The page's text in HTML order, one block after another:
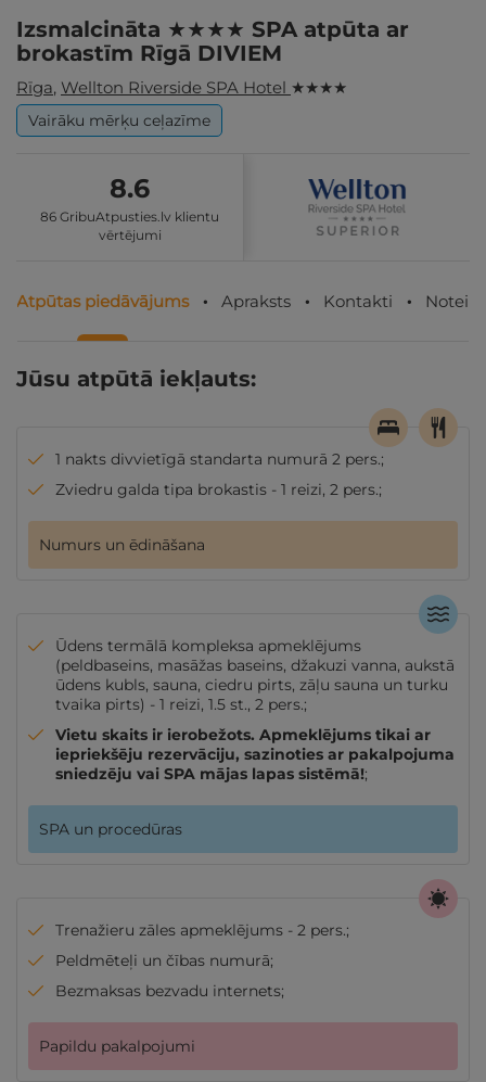
Izsmalcināta ★★★★ SPA atpūta ar
brokastīm Rīgā DIVIEM
Rīga, Wellton Riverside SPA Hotel ★ ★ ★ ★
Vairāku mērķu ceļazīme
8.6
86 GribuAtpusties.lv klientu
vērtējumi
Atpūtas piedāvājums Apraksts Kontakti
Jūsu atpūtā iekļauts:
1 nakts divvietīgā standarta numurā 2 pers.;
Zviedru galda tipa brokastis - 1 reizi, 2 pers.;
Numurs un ēdināšana
Ūdens termālā kompleksa apmeklējums
(peldbaseins, masāžas baseins, džakuzi vanna, aukstā
ūdens kubls, sauna, ciedru pirts, zāļu sauna un turku
tvaika pirts) - 1 reizi, 1.5 st., 2 pers.;
Vietu skaits ir ierobežots. Apmeklējums tikai ar
iepriekšēju rezervāciju, sazinoties ar pakalpojuma
sniedzēju vai SPA mājas lapas sistēmā!;
SPA un procedūras
Trenažieru zāles apmeklējums - 2 pers.;
Peldmēteļi un čības numurā;
Bezmaksas bezvadu internets;
Papildu pakalpojumi